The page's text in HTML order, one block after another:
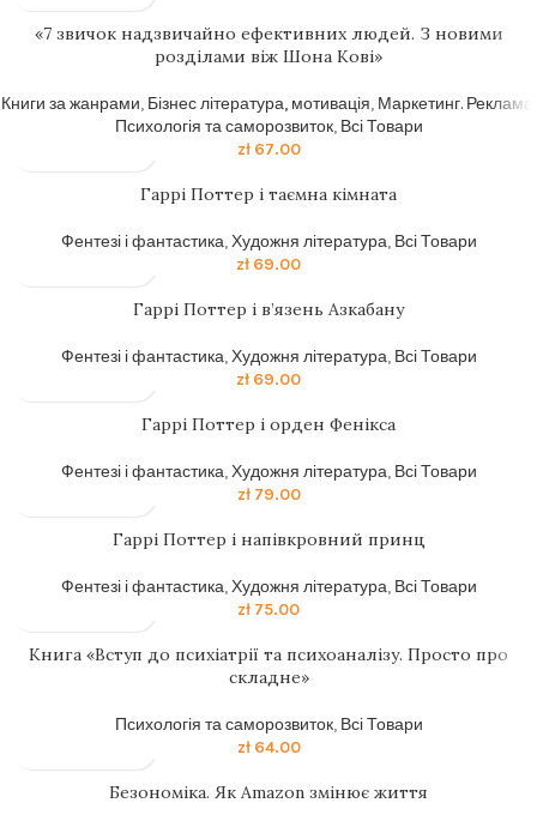
«7 звичок надзвичайно ефективних людей. З новими
розділами віж Шона Кові»
Книги за жанрами, Бізнес література, мотивація, Маркетинг. Реклама
Психологія та саморозвиток, Всі Товари
zł67.00
Гаррі Поттер і таємна кімната
Фентезі і фантастика,Художня література, Всі Товари
zł 69.00
Гаррі Поттер і в’язень Азкабану
Фентезі і фантастика,Художня література, Всі Товари
zł 69.00
Гаррi Поттер i орден Фенiкса
Фентезі і фантастика,Художня література, Всі Товари
zł79.00
Гаррi Поттер i напiвкровний принц
Фентезі і фантастика,Художня література, Всі Товари
zł 75.00
Книга «Вступ до психіатрії та психоаналізу. Просто про
складне»
Психологія та саморозвиток, Всі Товари
zł64.00
Безономіка. Як Amazon змінює життя